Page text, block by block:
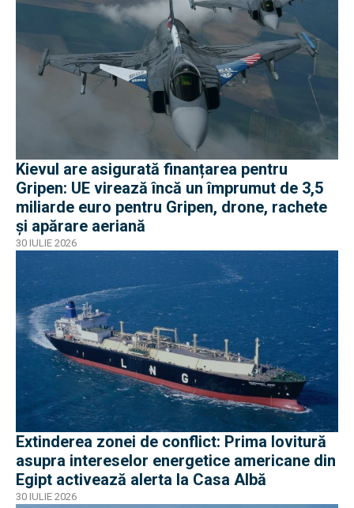
Kievul are asigurată finanțarea pentru
Gripen: UE virează încă un împrumut de 3,5
miliarde euro pentru Gripen, drone, rachete
și apărare aeriană
30 IULIE 2026
Extinderea zonei de conflict: Prima lovitură
asupra intereselor energetice americane din
Egipt activează alerta la Casa Albă
30 IULIE 2026